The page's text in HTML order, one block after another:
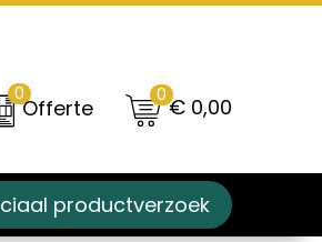
0
Offerte 0€ 0,00
productverzoek